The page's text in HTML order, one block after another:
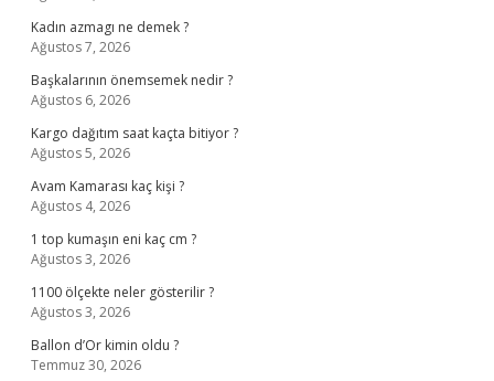
Kadın azmagı ne demek ?
Ağustos 7, 2026
Başkalarının önemsemek nedir ?
Ağustos 6, 2026
Kargo dağıtım saat kaçta bitiyor ?
Ağustos 5, 2026
Avam Kamarası kaç kişi ?
Ağustos 4, 2026
1 top kumaşın eni kaç cm ?
Ağustos 3, 2026
1100 ölçekte neler gösterilir ?
Ağustos 3, 2026
Ballon d’Or kimin oldu ?
Temmuz 30, 2026